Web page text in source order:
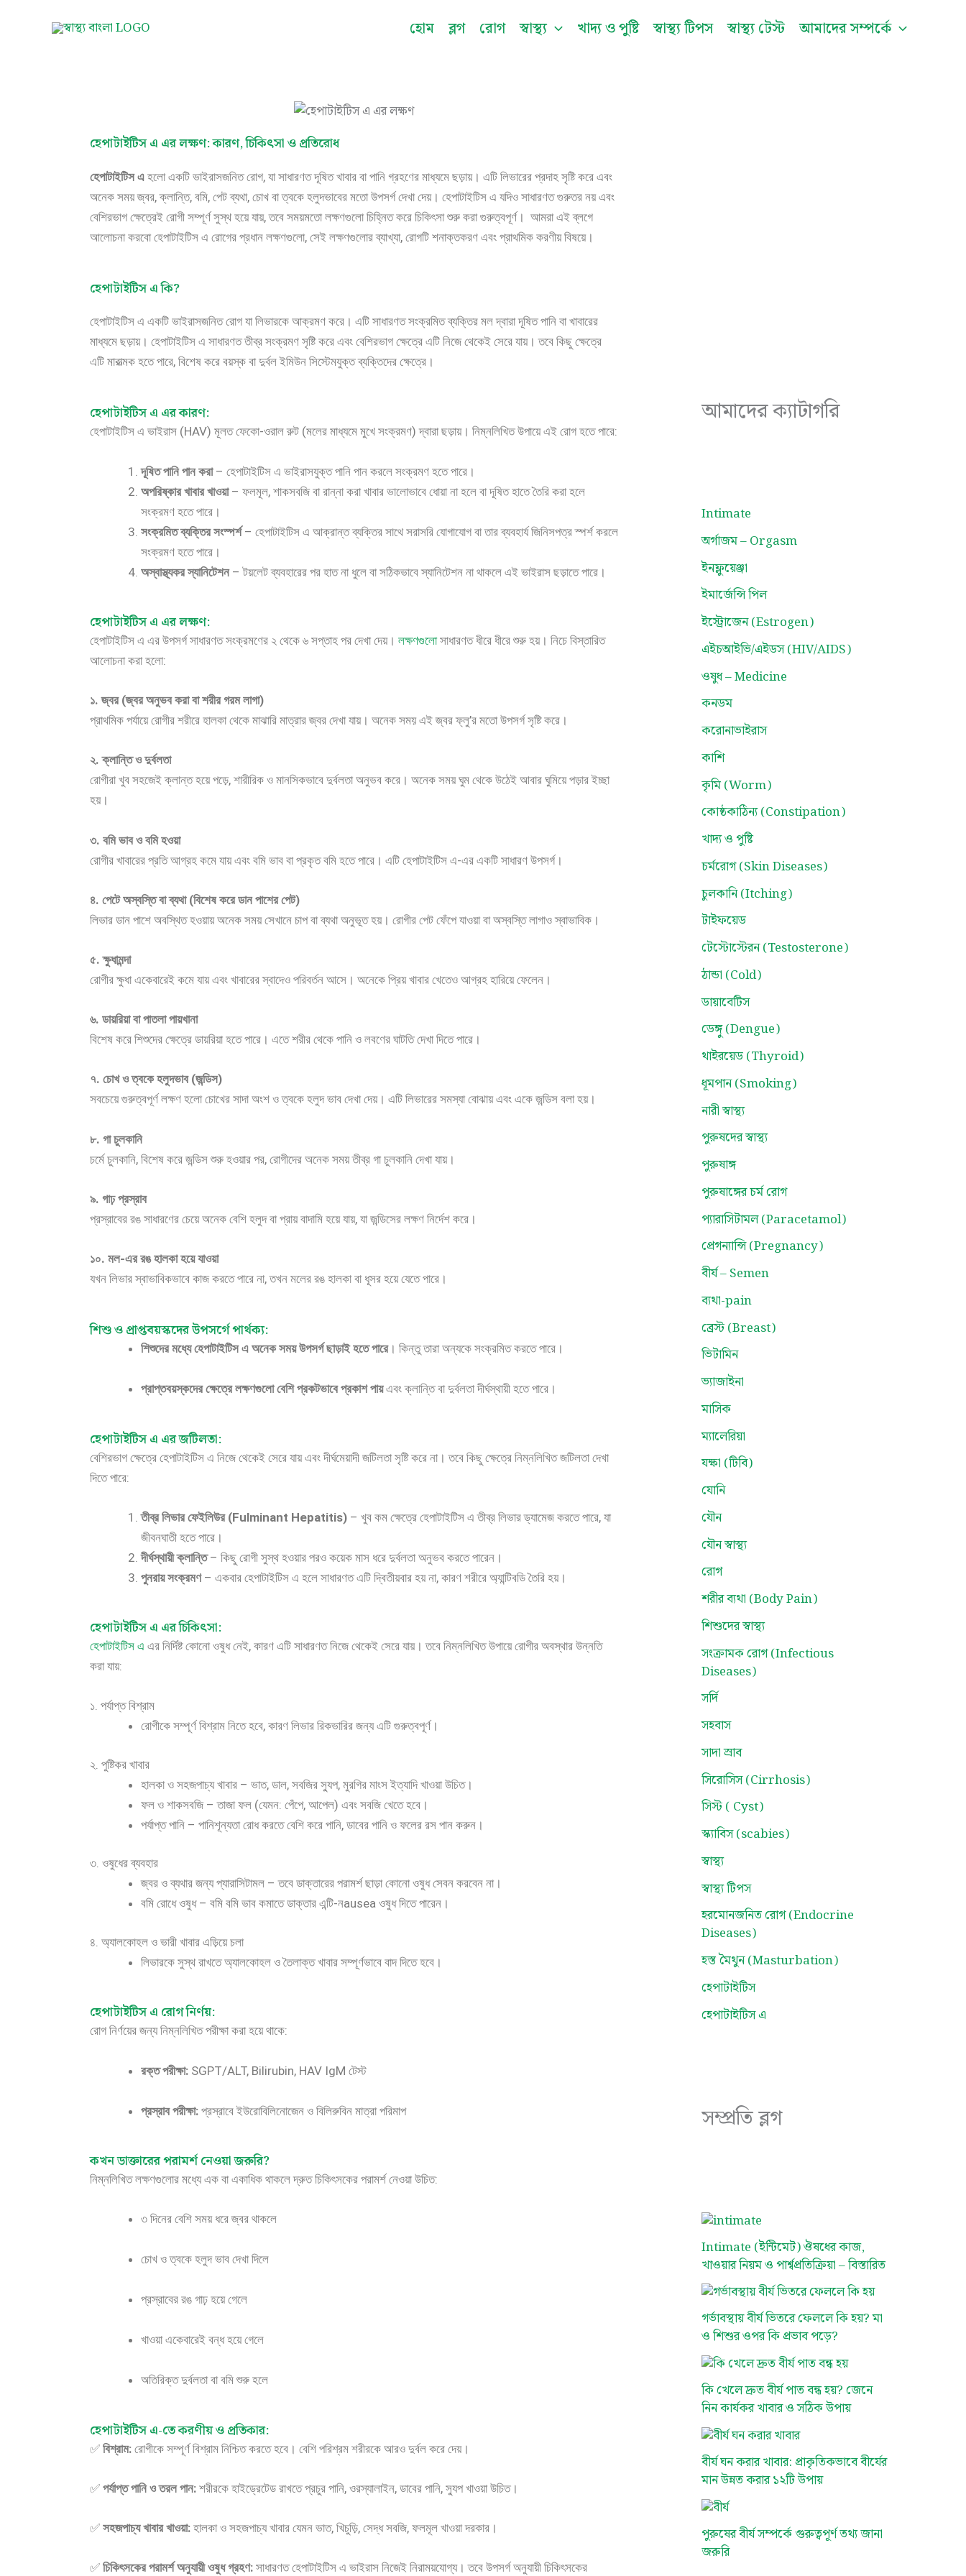
হোম ব্লগ রোগ স্বাস্থ্য খাদ্য ও পুষ্টি স্বাস্থ্য টিপস স্বাস্থ্য টেস্ট আমাদের সম্পর্কে
হেপাটাইটিস এ এর লক্ষণ: কারণ, চিকিৎসা ও প্রতিরোধ
হেপাটাইটিস এহলো একটি ভাইরাসজনিত রোগ, যা সাধারণত দূষিত খাবার বা পানি গ্রহণের মাধ্যমে ছড়ায়। এটি লিভারের প্রদাহ সৃষ্টি করে এবং
অনেক সময় জ্বর, ক্লান্তি, বমি, পেট ব্যথা, চোখ বা ত্বকে হলুদভাবের মতো উপসর্গ দেখা দেয়। হেপাটাইটিস এ যদিও সাধারণত গুরুতর নয় এবং
বেশিরভাগ ক্ষেত্রেই রোগী সম্পূর্ণ সুস্থ হয়ে যায়, তবে সময়মতো লক্ষণগুলো চিহ্নিত করে চিকিৎসা শুরু করা গুরুত্বপূর্ণ। আমরা এই ব্লগে
আলোচনা করবো হেপাটাইটিস এ রোগের প্রধান লক্ষণগুলো, সেই লক্ষণগুলোর ব্যাখ্যা, রোগটি শনাক্তকরণ এবং প্রাথমিক করণীয় বিষয়ে।
হেপাটাইটিস এ কি?
হেপাটাইটিস এ একটি ভাইরাসজনিত রোগ যা লিভারকে আক্রমণ করে। এটি সাধারণত সংক্রমিত ব্যক্তির মল দ্বারা দূষিত পানি বা খাবারের
মাধ্যমে ছড়ায়। হেপাটাইটিস এ সাধারণত তীব্র সংক্রমণ সৃষ্টি করে এবং বেশিরভাগ ক্ষেত্রে এটি নিজে থেকেই সেরে যায়। তবে কিছু ক্ষেত্রে
এটি মারাত্মক হতে পারে, বিশেষ করে বয়স্ক বা দুর্বল ইমিউন সিস্টেমযুক্ত ব্যক্তিদের ক্ষেত্রে।
হেপাটাইটিস এ এর কারণ:
হেপাটাইটিস এ ভাইরাস (HAV) মূলত ফেকো-ওরাল রুট (মলের মাধ্যমে মুখে সংক্রমণ) দ্বারা ছড়ায়। নিম্নলিখিত উপায়ে এই রোগ হতে পারে:
দূষিত পানি পান করা– হেপাটাইটিস এ ভাইরাসযুক্ত পানি পান করলে সংক্রমণ হতে পারে।
অপরিষ্কার খাবার খাওয়া– ফলমূল, শাকসবজি বা রান্না করা খাবার ভালোভাবে ধোয়া না হলে বা দূষিত হাতে তৈরি করা হলে
সংক্রমণ হতে পারে।
সংক্রমিত ব্যক্তির সংস্পর্শ– হেপাটাইটিস এ আক্রান্ত ব্যক্তির সাথে সরাসরি যোগাযোগ বা তার ব্যবহার্য জিনিসপত্র স্পর্শ করলে
সংক্রমণ হতে পারে।
অস্বাস্থ্যকর স্যানিটেশন– টয়লেট ব্যবহারের পর হাত না ধুলে বা সঠিকভাবে স্যানিটেশন না থাকলে এই ভাইরাস ছড়াতে পারে।
হেপাটাইটিস এ এর লক্ষণ:
হেপাটাইটিস এ এর উপসর্গ সাধারণত সংক্রমণের ২ থেকে ৬ সপ্তাহ পর দেখা দেয়। লক্ষণগুলোসাধারণত ধীরে ধীরে শুরু হয়। নিচে বিস্তারিত
আলোচনা করা হলো:
১. জ্বর (জ্বর অনুভব করা বা শরীর গরম লাগা)
প্রাথমিক পর্যায়ে রোগীর শরীরে হালকা থেকে মাঝারি মাত্রার জ্বর দেখা যায়। অনেক সময় এই জ্বর ফ্লু’র মতো উপসর্গ সৃষ্টি করে।
২. ক্লান্তি ও দুর্বলতা
রোগীরা খুব সহজেই ক্লান্ত হয়ে পড়ে, শারীরিক ও মানসিকভাবে দুর্বলতা অনুভব করে। অনেক সময় ঘুম থেকে উঠেই আবার ঘুমিয়ে পড়ার ইচ্ছা
হয়।
৩. বমি ভাব ও বমি হওয়া
রোগীর খাবারের প্রতি আগ্রহ কমে যায় এবং বমি ভাব বা প্রকৃত বমি হতে পারে। এটি হেপাটাইটিস এ-এর একটি সাধারণ উপসর্গ।
৪. পেটে অস্বস্তি বা ব্যথা (বিশেষ করে ডান পাশের পেট)
লিভার ডান পাশে অবস্থিত হওয়ায় অনেক সময় সেখানে চাপ বা ব্যথা অনুভূত হয়। রোগীর পেট ফেঁপে যাওয়া বা অস্বস্তি লাগাও স্বাভাবিক।
৫. ক্ষুধামন্দা
রোগীর ক্ষুধা একেবারেই কমে যায় এবং খাবারের স্বাদেও পরিবর্তন আসে। অনেকে প্রিয় খাবার খেতেও আগ্রহ হারিয়ে ফেলেন।
৬. ডায়রিয়া বা পাতলা পায়খানা
বিশেষ করে শিশুদের ক্ষেত্রে ডায়রিয়া হতে পারে। এতে শরীর থেকে পানি ও লবণের ঘাটতি দেখা দিতে পারে।
৭. চোখ ও ত্বকে হলুদভাব (জন্ডিস)
সবচেয়ে গুরুত্বপূর্ণ লক্ষণ হলো চোখের সাদা অংশ ও ত্বকে হলুদ ভাব দেখা দেয়। এটি লিভারের সমস্যা বোঝায় এবং একে জন্ডিস বলা হয়।
৮. গা চুলকানি
চর্মে চুলকানি, বিশেষ করে জন্ডিস শুরু হওয়ার পর, রোগীদের অনেক সময় তীব্র গা চুলকানি দেখা যায়।
৯. গাঢ় প্রস্রাব
প্রস্রাবের রঙ সাধারণের চেয়ে অনেক বেশি হলুদ বা প্রায় বাদামি হয়ে যায়, যা জন্ডিসের লক্ষণ নির্দেশ করে।
১০. মল-এর রঙ হালকা হয়ে যাওয়া
যখন লিভার স্বাভাবিকভাবে কাজ করতে পারে না, তখন মলের রঙ হালকা বা ধূসর হয়ে যেতে পারে।
শিশু ও প্রাপ্তবয়স্কদের উপসর্গে পার্থক্য:
শিশুদের মধ্যে হেপাটাইটিস এ অনেক সময় উপসর্গ ছাড়াই হতে পারে। কিন্তু তারা অন্যকে সংক্রমিত করতে পারে।
প্রাপ্তবয়স্কদের ক্ষেত্রে লক্ষণগুলো বেশি প্রকটভাবে প্রকাশ পায়এবং ক্লান্তি বা দুর্বলতা দীর্ঘস্থায়ী হতে পারে।
হেপাটাইটিস এ এর জটিলতা:
বেশিরভাগ ক্ষেত্রে হেপাটাইটিস এ নিজে থেকেই সেরে যায় এবং দীর্ঘমেয়াদী জটিলতা সৃষ্টি করে না। তবে কিছু ক্ষেত্রে নিম্নলিখিত জটিলতা দেখা
দিতে পারে:
তীব্র লিভার ফেইলিউর (Fulminant Hepatitis)– খুব কম ক্ষেত্রে হেপাটাইটিস এ তীব্র লিভার ড্যামেজ করতে পারে, যা
জীবনঘাতী হতে পারে।
দীর্ঘস্থায়ী ক্লান্তি– কিছু রোগী সুস্থ হওয়ার পরও কয়েক মাস ধরে দুর্বলতা অনুভব করতে পারেন।
পুনরায় সংক্রমণ– একবার হেপাটাইটিস এ হলে সাধারণত এটি দ্বিতীয়বার হয় না, কারণ শরীরে অ্যান্টিবডি তৈরি হয়।
হেপাটাইটিস এ এর চিকিৎসা:
হেপাটাইটিস এ এর নির্দিষ্ট কোনো ওষুধ নেই, কারণ এটি সাধারণত নিজে থেকেই সেরে যায়। তবে নিম্নলিখিত উপায়ে রোগীর অবস্থার উন্নতি
করা যায়:
১. পর্যাপ্ত বিশ্রাম
রোগীকে সম্পূর্ণ বিশ্রাম নিতে হবে, কারণ লিভার রিকভারির জন্য এটি গুরুত্বপূর্ণ।
২. পুষ্টিকর খাবার
হালকা ও সহজপাচ্য খাবার – ভাত, ডাল, সবজির স্যুপ, মুরগির মাংস ইত্যাদি খাওয়া উচিত।
ফল ও শাকসবজি – তাজা ফল (যেমন: পেঁপে, আপেল) এবং সবজি খেতে হবে।
পর্যাপ্ত পানি – পানিশূন্যতা রোধ করতে বেশি করে পানি, ডাবের পানি ও ফলের রস পান করুন।
৩. ওষুধের ব্যবহার
জ্বর ও ব্যথার জন্য প্যারাসিটামল – তবে ডাক্তারের পরামর্শ ছাড়া কোনো ওষুধ সেবন করবেন না।
বমি রোধে ওষুধ – বমি বমি ভাব কমাতে ডাক্তার এন্টি-নausea ওষুধ দিতে পারেন।
৪. অ্যালকোহল ও ভারী খাবার এড়িয়ে চলা
লিভারকে সুস্থ রাখতে অ্যালকোহল ও তৈলাক্ত খাবার সম্পূর্ণভাবে বাদ দিতে হবে।
হেপাটাইটিস এ রোগ নির্ণয়:
রোগ নির্ণয়ের জন্য নিম্নলিখিত পরীক্ষা করা হয়ে থাকে:
রক্ত পরীক্ষা:SGPT/ALT, Bilirubin, HAV IgM টেস্ট
প্রস্রাব পরীক্ষা:প্রস্রাবে ইউরোবিলিনোজেন ও বিলিরুবিন মাত্রা পরিমাপ
কখন ডাক্তারের পরামর্শ নেওয়া জরুরি?
নিম্নলিখিত লক্ষণগুলোর মধ্যে এক বা একাধিক থাকলে দ্রুত চিকিৎসকের পরামর্শ নেওয়া উচিত:
৩ দিনের বেশি সময় ধরে জ্বর থাকলে
চোখ ও ত্বকে হলুদ ভাব দেখা দিলে
প্রস্রাবের রঙ গাঢ় হয়ে গেলে
খাওয়া একেবারেই বন্ধ হয়ে গেলে
অতিরিক্ত দুর্বলতা বা বমি শুরু হলে
হেপাটাইটিস এ-তে করণীয় ও প্রতিকার:
✅ বিশ্রাম:রোগীকে সম্পূর্ণ বিশ্রাম নিশ্চিত করতে হবে। বেশি পরিশ্রম শরীরকে আরও দুর্বল করে দেয়।
✅ পর্যাপ্ত পানি ও তরল পান:শরীরকে হাইড্রেটেড রাখতে প্রচুর পানি, ওরস্যালাইন, ডাবের পানি, স্যুপ খাওয়া উচিত।
✅ সহজপাচ্য খাবার খাওয়া:হালকা ও সহজপাচ্য খাবার যেমন ভাত, খিচুড়ি, সেদ্ধ সবজি, ফলমূল খাওয়া দরকার।
✅ চিকিৎসকের পরামর্শ অনুযায়ী ওষুধ গ্রহণ:সাধারণত হেপাটাইটিস এ ভাইরাস নিজেই নিরাময়যোগ্য। তবে উপসর্গ অনুযায়ী চিকিৎসকের
আমাদের ক্যাটাগরি
Intimate
অর্গাজম – Orgasm
ইনফ্লুয়েঞ্জা
ইমার্জেন্সি পিল
ইস্ট্রোজেন (Estrogen)
এইচআইভি/এইডস (HIV/AIDS)
ওষুধ – Medicine
কনডম
করোনাভাইরাস
কাশি
কৃমি (Worm)
কোষ্ঠকাঠিন্য (Constipation)
খাদ্য ও পুষ্টি
চর্মরোগ (Skin Diseases)
চুলকানি (Itching)
টাইফয়েড
টেস্টোস্টেরন (Testosterone)
ঠান্ডা (Cold)
ডায়াবেটিস
ডেঙ্গু (Dengue)
থাইরয়েড (Thyroid)
ধূমপান (Smoking)
নারী স্বাস্থ্য
পুরুষদের স্বাস্থ্য
পুরুষাঙ্গ
পুরুষাঙ্গের চর্ম রোগ
প্যারাসিটামল (Paracetamol)
প্রেগন্যান্সি (Pregnancy)
বীর্য – Semen
ব্যথা-pain
ব্রেস্ট (Breast)
ভিটামিন
ভ্যাজাইনা
মাসিক
ম্যালেরিয়া
যক্ষা (টিবি)
যোনি
যৌন
যৌন স্বাস্থ্য
রোগ
শরীর ব্যথা (Body Pain)
শিশুদের স্বাস্থ্য
সংক্রামক রোগ (Infectious
Diseases)
সর্দি
সহবাস
সাদা স্রাব
সিরোসিস (Cirrhosis)
সিস্ট ( Cyst)
স্ক্যাবিস (scabies)
স্বাস্থ্য
স্বাস্থ্য টিপস
হরমোনজনিত রোগ (Endocrine
Diseases)
হস্ত মৈথুন (Masturbation)
হেপাটাইটিস
হেপাটাইটিস এ
সম্প্রতি ব্লগ
Intimate (ইন্টিমেট) ঔষধের কাজ,
খাওয়ার নিয়ম ও পার্শ্বপ্রতিক্রিয়া – বিস্তারিত
গর্ভাবস্থায় বীর্য ভিতরে ফেললে কি হয়? মা
ও শিশুর ওপর কি প্রভাব পড়ে?
কি খেলে দ্রুত বীর্য পাত বন্ধ হয়? জেনে
নিন কার্যকর খাবার ও সঠিক উপায়
বীর্য ঘন করার খাবার: প্রাকৃতিকভাবে বীর্যের
মান উন্নত করার ১২টি উপায়
পুরুষের বীর্য সম্পর্কে গুরুত্বপূর্ণ তথ্য জানা
জরুরি